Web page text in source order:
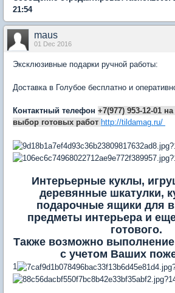
21:54
maus
01 Dec 2016
Эксклюзивные подарки ручной работы:
Доставка в Голубое бесплатно и
Контактный телефон +7(977) 953-12-01
выбор готовых работ http://tildamag.ru/
Интерьерные куклы,
деревянные шкатулки,
подарочные ящики для
предметы интерьера и
готового.
Также возможно выполнение
с учетом Ваших
1